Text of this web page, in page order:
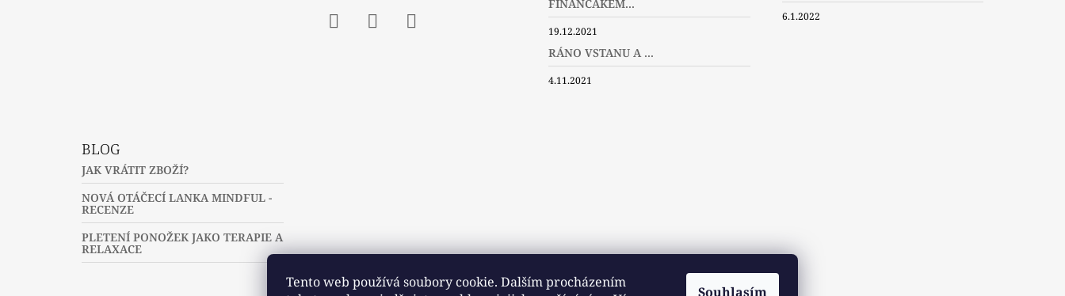
Tento web používá soubory cookie. Dalším procházením
Souhlasím
FINANČÁKEM...
19.12.2021
RÁNO VSTANU A ...
4.11.2021
6.1.2022
BLOG
JAK VRÁTIT ZBOŽÍ?
NOVÁ OTÁČECÍ LANKA MINDFUL -
RECENZE
PLETENÍ PONOŽEK JAKO TERAPIE A
RELAXACE